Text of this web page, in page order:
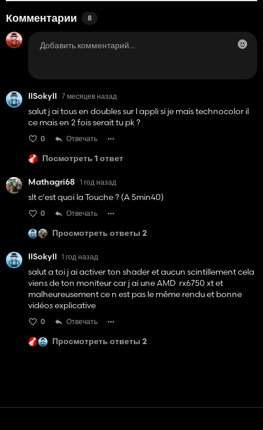
Комментарии 8
IISokyII 7 месяцев назад
salut j ai tous en doubles sur l appli si je mais technocolor il
ce mais en 2 fois serait tu pk ?
0 Отвечать
Посмотреть 1 ответ
Mathagri68 1 год назад
slt c'est quoi la Touche ? (A 5min40)
0 Отвечать
Просмотреть ответы 2
IISokyII 1 год назад
salut a toi j ai activer ton shader et aucun scintillement cela
viens de ton moniteur car j ai une AMD rx6750 xt et
malheureusement ce n est pas le même rendu et bonne
vidéos explicative
0 Отвечать
Просмотреть ответы 2